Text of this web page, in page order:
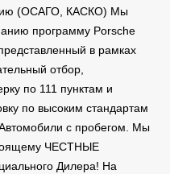
(ОСАГО, КАСКО) Мы
программу Porsche
в рамках
отбор,
по 111 пунктам и
по высоким стандартам
с пробегом. Мы
ЧЕСТНЫЕ
Дилера! На